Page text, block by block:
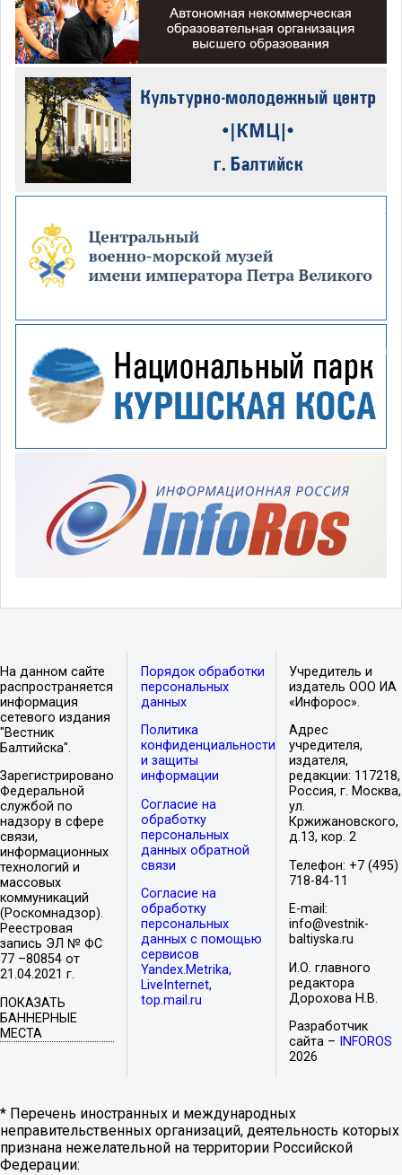
На данном сайте
распространяется
информация
сетевого издания
"Вестник
Балтийска".
Зарегистрировано
Федеральной
службой по
надзору в сфере
связи,
информационных
технологий и
массовых
коммуникаций
(Роскомнадзор).
Реестровая
запись ЭЛ № ФС
77 –80854 от
21.04.2021 г.
ПОКАЗАТЬ
БАННЕРНЫЕ
МЕСТА
Порядок обработки
персональных
данных
Политика
конфиденциальности
и защиты
информации
Согласие на
обработку
персональных
данных обратной
связи
Согласие на
обработку
персональных
данных с помощью
сервисов
Yandex.Metrika,
LiveInternet,
top.mail.ru
Учредитель и
издатель ООО ИА
«Инфорос».
Адрес
учредителя,
издателя,
редакции: 117218,
Россия, г. Москва,
ул.
Кржижановского,
д.13, кор. 2
Телефон: +7 (495)
718-84-11
E-mail:
info@vestnik-
baltiyska.ru
И.О. главного
редактора
Дорохова Н.В.
Разработчик
сайта –
INFOROS
2026
* Перечень иностранных и международных
неправительственных организаций, деятельность которых
признана нежелательной на территории Российской
Федерации: